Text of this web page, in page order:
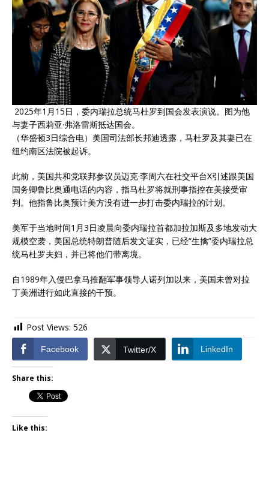
2025年1月15日，委内瑞拉总统马杜罗到国会发表演说。图为他
与妻子西莉亚·弗洛雷斯抵达国会。
（华盛顿3日综合电）美国司法部长邦迪透露，马杜罗及其妻已在
纽约南区法院被起诉。
此前，美国共和党联邦参议员迈克·李周六在社交平台X引述跟美国
国务卿鲁比奥通电话的内容，指马杜罗将就刑事指控在美接受审
判。他指鲁比奥预计美方没有进一步打击委内瑞拉的计划。
美军于当地时间1月3日凌晨向委内瑞拉首都加拉加斯及多地发动大
规模空袭，美国总统特朗普随后发文证实，已经“生擒”委内瑞拉总
统马杜罗夫妇，并已将他们带离境。
自1989年入侵巴拿马推翻军事领导人诺列加以来，美国未曾对拉
丁美洲进行如此直接的干预。
Post Views: 526
Facebook Twitter/X LinkedIn
Share this:
Like this: